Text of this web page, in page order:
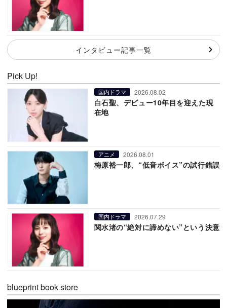
インタビュー記事一覧
Pick Up!
国内ドラマ 2026.08.02
白石聖、デビュー10年目を迎えた現
在地
アニメ 2026.08.01
梅原裕一郎、“低音ボイス”の試行錯誤
国内ドラマ 2026.07.29
関水渚の“絶対に諦めない”という決意
blueprint book store